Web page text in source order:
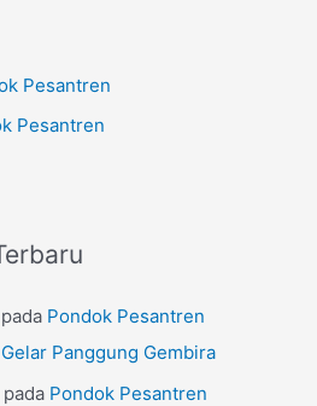
Pesantren
Pesantren
pada Pondok Pesantren
Panggung Gembira
pada Pondok Pesantren